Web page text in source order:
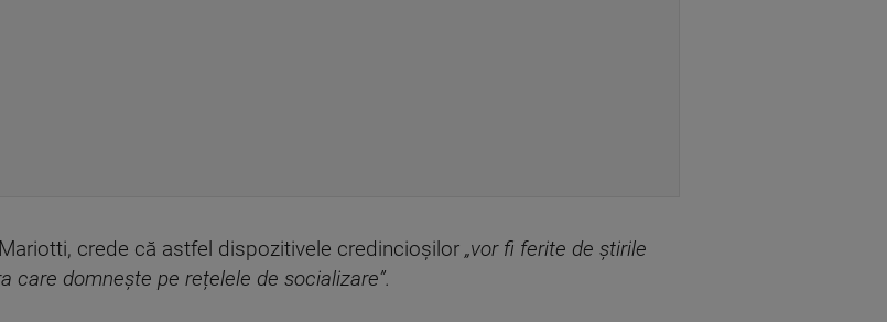
crede că astfel dispozitivele credincioșilor „vor fi ferite de știrile
care domnește pe rețelele de socializare”.